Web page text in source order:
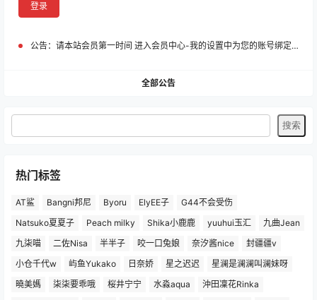
登录
公告： 请本站会员第一时间 进入会员中心-我的设置中为您的账号绑定邮箱!
全部公告
热门标签
AT鲨 Bangni邦尼 Byoru ElyEE子
G44不会受伤
Natsuko夏夏子
Peach milky Shika小鹿鹿 yuuhui玉汇
九曲Jean
九柒喵
二佐Nisa 半半子 咬一口兔娘 奈汐酱nice
封疆疆v
小仓千代w
屿鱼Yukako 日奈娇 星之迟迟
星澜是澜澜叫澜妹呀
曉美媽
柒柒要乖哦 桜井宁宁 水淼aqua
沖田凜花Rinka